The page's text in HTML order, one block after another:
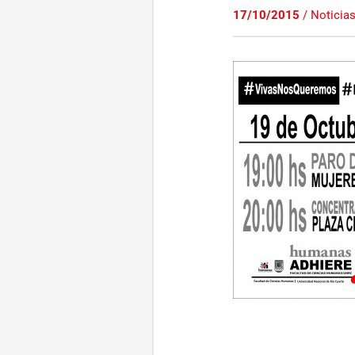
17/10/2015/